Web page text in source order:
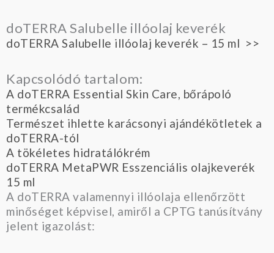
doTERRA Salubelle illóolaj keverék
doTERRA Salubelle illóolaj keverék – 15 ml >>
Kapcsolódó tartalom:
A doTERRA Essential Skin Care, bőrápoló
termékcsalád
Természet ihlette karácsonyi ajándékötletek a
doTERRA-tól
A tökéletes hidratálókrém
doTERRA MetaPWR Esszenciális olajkeverék
15 ml
A doTERRA valamennyi illóolaja ellenőrzött
minőséget képvisel, amiről a CPTG tanúsítvány
jelent igazolást: